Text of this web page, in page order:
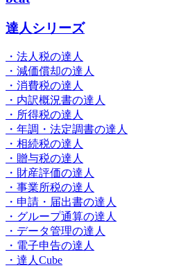
達人シリーズ
・法人税の達人
・減価償却の達人
・消費税の達人
・内訳概況書の達人
・所得税の達人
・年調・法定調書の達人
・相続税の達人
・贈与税の達人
・財産評価の達人
・事業所税の達人
・申請・届出書の達人
・グループ通算の達人
・データ管理の達人
・電子申告の達人
・達人Cube